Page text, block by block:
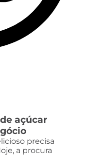
açúcar
precisa
a procura